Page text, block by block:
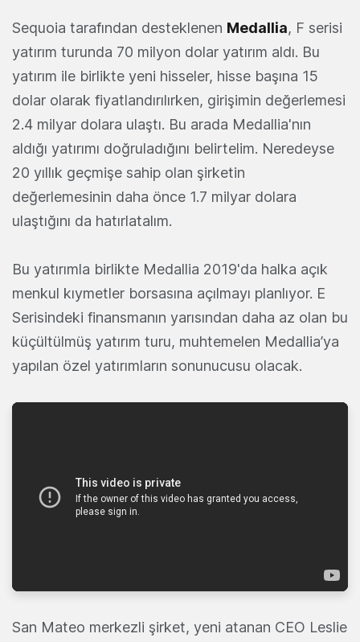
Sequoia tarafından desteklenen Medallia, F serisi
yatırım turunda 70 milyon dolar yatırım aldı. Bu
yatırım ile birlikte yeni hisseler, hisse başına 15
dolar olarak fiyatlandırılırken, girişimin değerlemesi
2.4 milyar dolara ulaştı. Bu arada Medallia'nın
aldığı yatırımı doğruladığını belirtelim. Neredeyse
20 yıllık geçmişe sahip olan şirketin
değerlemesinin daha önce 1.7 milyar dolara
ulaştığını da hatırlatalım.
Bu yatırımla birlikte Medallia 2019'da halka açık
menkul kıymetler borsasına açılmayı planlıyor. E
Serisindeki finansmanın yarısından daha az olan bu
küçültülmüş yatırım turu, muhtemelen Medallia’ya
yapılan özel yatırımların sonunucusu olacak.
San Mateo merkezli şirket, yeni atanan CEO Leslie